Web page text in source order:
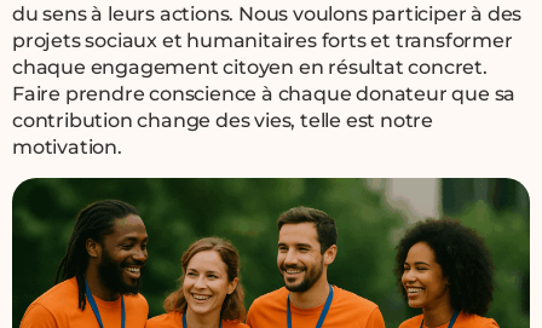
du sens à leurs actions. Nous voulons participer à des
projets sociaux et humanitaires forts et transformer
chaque engagement citoyen en résultat concret.
Faire prendre conscience à chaque donateur que sa
contribution change des vies, telle est notre
motivation.